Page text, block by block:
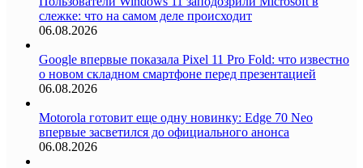
слежке: что на самом деле происходит
06.08.2026
Google впервые показала Pixel 11 Pro Fold: что известно
о новом складном смартфоне перед презентацией
06.08.2026
Motorola готовит еще одну новинку: Edge 70 Neo
впервые засветился до официального анонса
06.08.2026